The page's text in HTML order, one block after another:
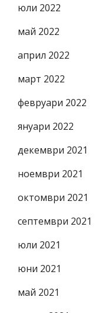
юли 2022
май 2022
април 2022
март 2022
февруари 2022
януари 2022
декември 2021
ноември 2021
октомври 2021
септември 2021
юли 2021
юни 2021
май 2021